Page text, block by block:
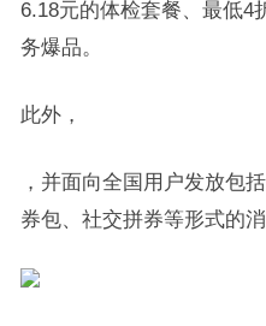
6.18元的体检套餐、最低4
务爆品。
此外，
，并面向全国用户发放包
券包、社交拼券等形式的